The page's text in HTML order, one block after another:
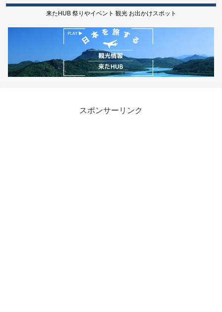
来たHUB 祭りやイベント 観光 お出かけスポット
スポンサーリンク